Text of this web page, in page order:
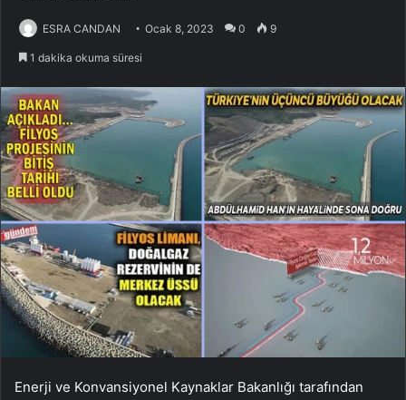
ESRA CANDAN Ocak 8, 2023 0 9
1 dakika okuma süresi
Enerji ve Konvansiyonel Kaynaklar Bakanlığı tarafından